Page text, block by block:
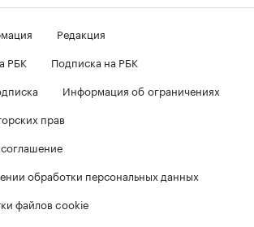
Редакция
РБК
Подписка на РБК
Информация об ограничениях
прав
соглашение
обработки персональных данных
файлов cookie